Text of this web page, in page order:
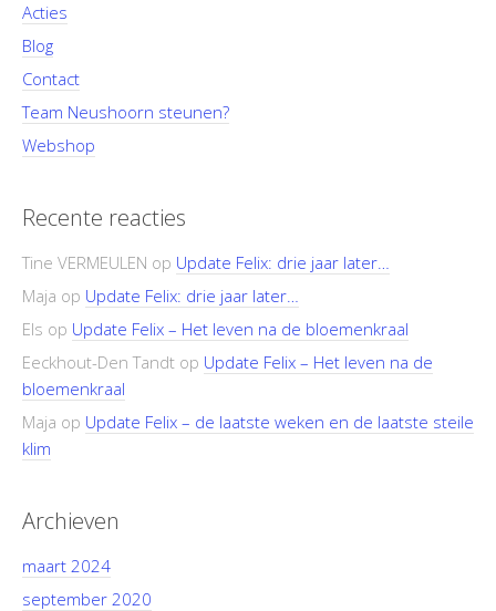
Acties
Blog
Contact
Team Neushoorn steunen?
Webshop
Recente reacties
Tine VERMEULEN op Update Felix: drie jaar later…
Maja op Update Felix: drie jaar later…
Els op Update Felix – Het leven na de bloemenkraal
Eeckhout-Den Tandt op Update Felix – Het leven na de
bloemenkraal
Maja op Update Felix – de laatste weken en de laatste steile
klim
Archieven
maart 2024
september 2020